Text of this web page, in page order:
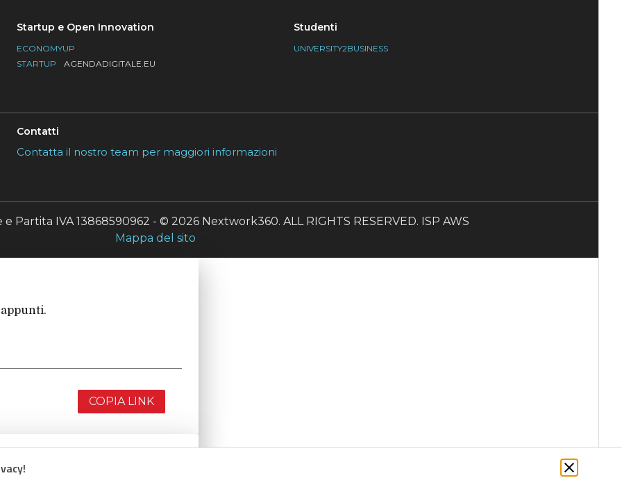
Startup e Open Innovation
ECONOMYUP
STARTUP
AGENDADIGITALE.EU
Studenti
UNIVERSITY2BUSINESS
Contatti
Contatta il nostro team per maggiori informazioni
Partita IVA 13868590962 - © 2026 Nextwork360. ALL RIGHTS RESERVED. ISP AWS
Mappa del sito
COPIA LINK